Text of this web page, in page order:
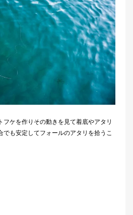
ケを作りその動きを見て着底やアタリ
でも安定してフォールのアタリを拾うこ